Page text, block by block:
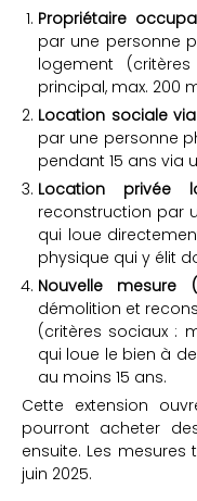
Propriétaire
par une personne
logement
principal, max. 200
Location sociale via
par une personne
pendant 15 ans via
Location privée
reconstruction par
qui loue
physique qui y élit
Nouvelle mesure
démolition et
(critères sociaux :
qui loue le bien à
au moins 15 ans.
Cette extension
pourront acheter
ensuite. Les mesures
juin 2025.